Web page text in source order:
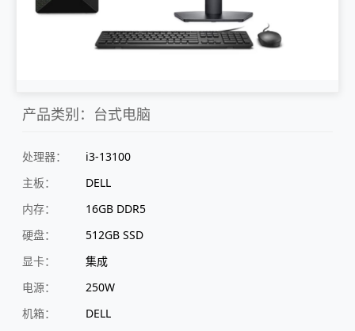
产品类别：台式电脑
处理器：
i3-13100
主板：
DELL
内存：
16GB DDR5
硬盘：
512GB SSD
显卡：
集成
电源：
250W
机箱：
DELL